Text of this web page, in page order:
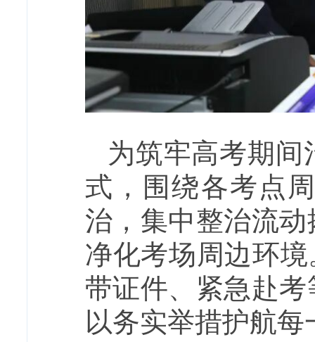
为筑牢高考期
式，围绕各考点
治，集中整治流
净化考场周边环
带证件、紧急赴
以务实举措护航